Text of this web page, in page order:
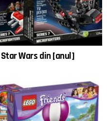
Wars din [anul]